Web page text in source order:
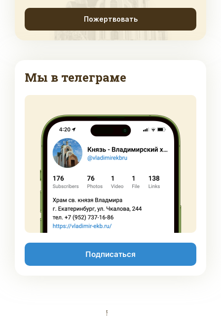
Пожертвовать
Мы в телеграме
Подписаться